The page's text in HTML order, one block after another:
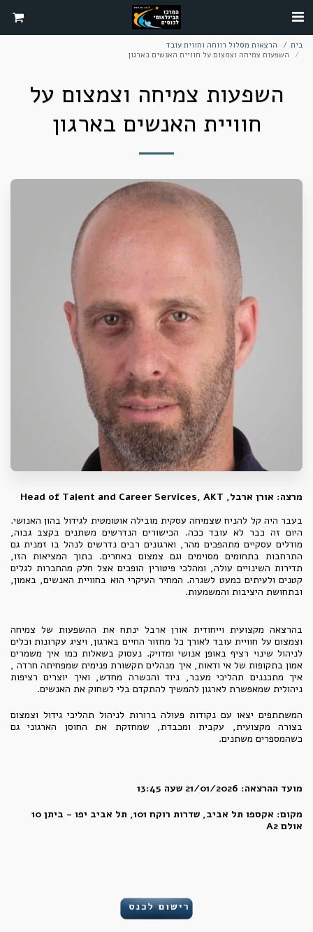
בית
הרצאות מסלול רווחה וחווית עובד
השפעות צמיחה וצמצום על חוויית האנשים בארגון
השפעות צמיחה וצמצום על
חוויית האנשים בארגון
מרצה: אורן ארבל, Head of Talent and Career Services, AKT
בעבר היה קל להניח שצמיחה עסקית מובילה אוטומטית לגידול בהון האנושי.
היום זה כבר לא עובד ככה. הכישורים הנדרשים משתנים בקצב גבוה,
מודלים עסקיים מתהפכים מהר, וארגונים רבים נדרשים לנהל בו זמנית גם
התרחבות בתחומים מסוימים וגם צמצום באחרים. בתוך המציאות הזו,
תדירות השינויים עולה, ומהלכי פיטורין הופכים אצל חלק מהחברות לגלים
קטנים ולעיתים כמעט לשגרה. המחיר העיקרי הוא בחוויית האנשים, באמון,
ובתחושת היציבות והמשמעות.
בהרצאה מקצועית וייחודית אורן ארבל ינתח את ההשפעות של צמיחה
וצמצום על חוויית עובד לאורך כל מחזור החיים בארגון, ויציג עקרונות וכלים
לניהול שינוי רציף באופן אנושי ומדויק. נעסוק בשאלות כמו איך משמרים
אמון בתקופות של אי ודאות, איך מנהלים תקשורת פנימית שמפחיתה חרדה ,
איך מתכננים תהליכי מעבר, ניוד והכשרה מחדש, ואיך יוצרים רציפות
ניהולית שמאפשרת לארגון להמשיך להתקדם בלי לשחוק את האנשים.
המשתתפים יצאו עם נקודות פעולה ברורות לניהול תהליכי גידול וצמצום
בצורה מקצועית, עקבית ומכבדת, שמחזקת את החוסן הארגוני גם
כשהמספרים משתנים.
מועד ההרצאה: 21/01/2026 שעה 13:45
מקום: אקספו תל אביב, שדרות רוקח 101, תל אביב יפו - ביתן 10
אולם A2